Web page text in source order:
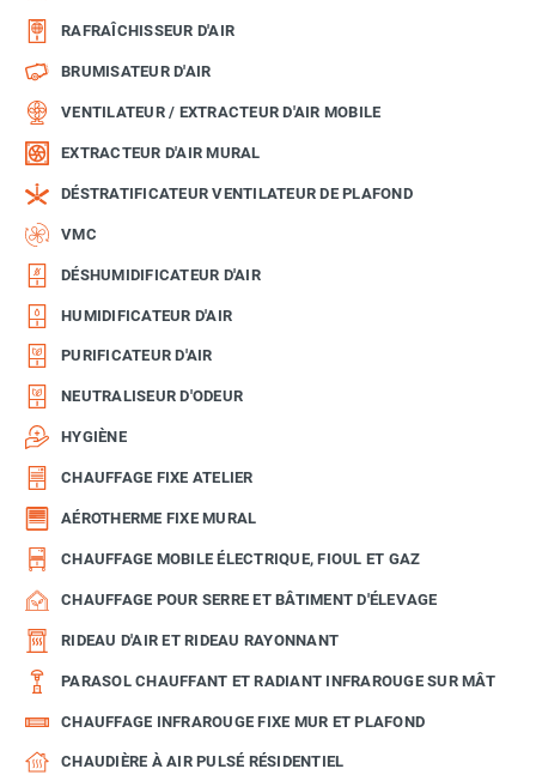
RAFRAÎCHISSEUR D'AIR
BRUMISATEUR D'AIR
VENTILATEUR / EXTRACTEUR D'AIR MOBILE
EXTRACTEUR D'AIR MURAL
DÉSTRATIFICATEUR VENTILATEUR DE PLAFOND
VMC
DÉSHUMIDIFICATEUR D'AIR
HUMIDIFICATEUR D'AIR
PURIFICATEUR D'AIR
NEUTRALISEUR D'ODEUR
HYGIÈNE
CHAUFFAGE FIXE ATELIER
AÉROTHERME FIXE MURAL
CHAUFFAGE MOBILE ÉLECTRIQUE, FIOUL ET GAZ
CHAUFFAGE POUR SERRE ET BÂTIMENT D'ÉLEVAGE
RIDEAU D'AIR ET RIDEAU RAYONNANT
PARASOL CHAUFFANT ET RADIANT INFRAROUGE SUR MÂT
CHAUFFAGE INFRAROUGE FIXE MUR ET PLAFOND
CHAUDIÈRE À AIR PULSÉ RÉSIDENTIEL